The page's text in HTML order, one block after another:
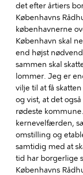
det efter årtiers
Københavns
københavnerne
København skal
end højst
sammen skal
lommer. Jeg er
vilje til at få
og vist, at det
rødeste
kernevelfærden,
omstilling og
samtidig med at
tid har borgerlige
Københavns